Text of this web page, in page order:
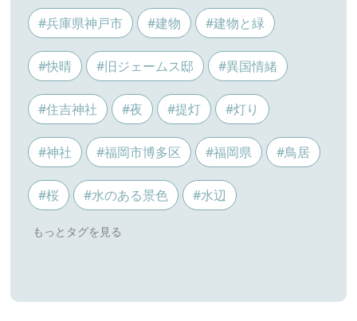
#兵庫県神戸市 #建物 #建物と緑
#快晴 #旧ジェームス邸 #異国情緒
#住吉神社 #夜 #提灯 #灯り
#神社 #福岡市博多区 #福岡県 #鳥居
#桜 #水のある景色 #水辺